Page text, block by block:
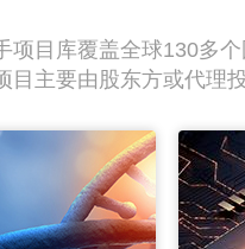
项目库覆盖全球130多
目主要由股东方或代理